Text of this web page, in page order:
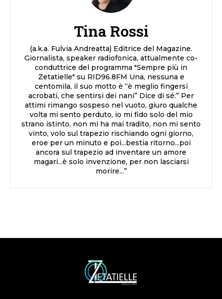
Tina Rossi
(a.k.a. Fulvia Andreatta) Editrice del Magazine.
Giornalista, speaker radiofonica, attualmente co-
conduttrice del programma "Sempre più in
Zetatielle" su RID96.8FM Una, nessuna e
centomila, il suo motto è “è meglio fingersi
acrobati, che sentirsi dei nani” Dice di sé:” Per
attimi rimango sospeso nel vuoto, giuro qualche
volta mi sento perduto, io mi fido solo del mio
strano istinto, non mi ha mai tradito, non mi sento
vinto, volo sul trapezio rischiando ogni giorno,
eroe per un minuto e poi...bestia ritorno...poi
ancora sul trapezio ad inventare un amore
magari...è solo invenzione, per non lasciarsi
morire...”